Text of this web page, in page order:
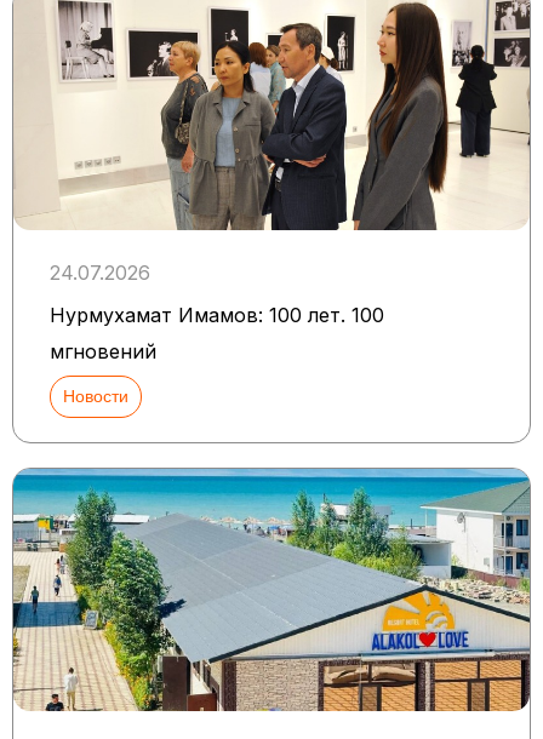
24.07.2026
Нурмухамат Имамов: 100 лет. 100
мгновений
Новости